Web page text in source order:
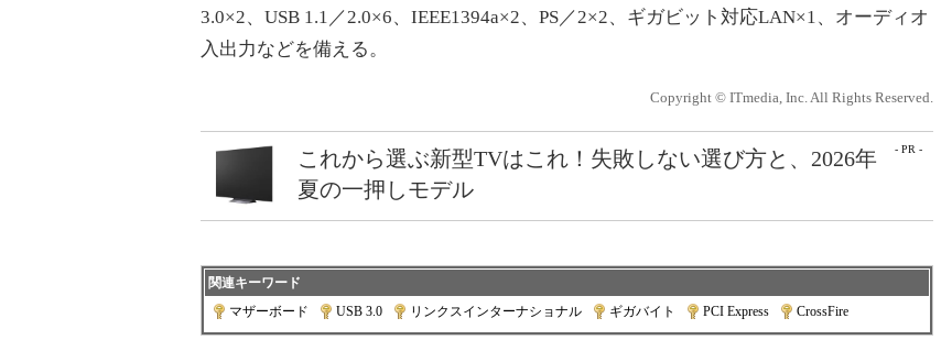
3.0×2、USB 1.1／2.0×6、IEEE1394a×2、PS／2×2、ギガビット対応LAN×1、オーディオ
入出力などを備える。
Copyright © ITmedia, Inc. All Rights Reserved.
- PR -
これから選ぶ新型TVはこれ！失敗しない選び方と、2026年
夏の一押しモデル
関連キーワード
マザーボード
USB 3.0 リンクスインターナショナル ギガバイト PCI Express CrossFire